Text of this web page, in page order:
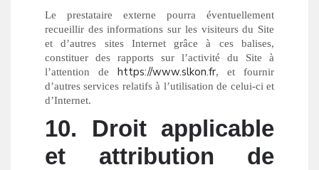
Le prestataire externe pourra éventuellement
recueillir des informations sur les visiteurs du Site
et d’autres sites Internet grâce à ces balises,
constituer des rapports sur l’activité du Site à
l’attention de https://www.slkon.fr, et fournir
d’autres services relatifs à l’utilisation de celui-ci et
d’Internet.
10. Droit applicable
et attribution de